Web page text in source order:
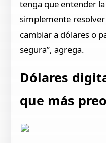
tenga que entender
simplemente
cambiar a dólares o
segura”, agrega.
Dólares
que más